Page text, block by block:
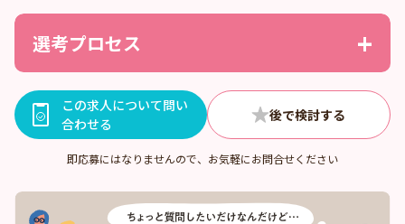
選考プロセス
この求人について問い
合わせる
即応募にはなりませんので、お気軽にお問合せください